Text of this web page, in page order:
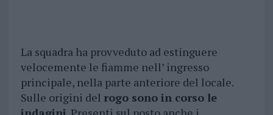
La squadra ha provveduto ad estinguere
velocemente le fiamme nell’ ingresso
principale, nella parte anteriore del locale.
Sulle origini del rogo sono in corso le